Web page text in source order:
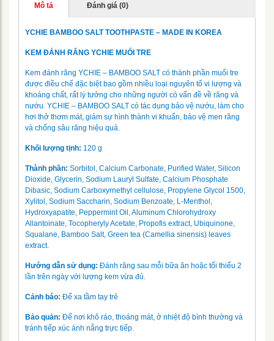
Mô tả Đánh giá (0)
YCHIE BAMBOO SALT TOOTHPASTE – MADE IN KOREA
KEM ĐÁNH RĂNG YCHIE MUỐI TRE
Kem đánh răng YCHIE – BAMBOO SALT có thành phần muối tre
được điều chế đặc biệt bao gồm nhiều loại nguyên tố vi lượng và
khoáng chất, rất lý tưởng cho những người có vấn đề về răng và
nướu. YCHIE – BAMBOO SALT có tác dụng bảo vệ nướu, làm cho
hơi thở thơm mát, giảm sự hình thành vi khuẩn, bảo vệ men răng
và chống sâu răng hiệu quả.
Khối lượng tịnh: 120 g
Thành phần: Sorbitol, Calcium Carbonate, Purified Water, Silicon
Dioxide, Glycerin, Sodium Lauryl Sulfate, Calcium Phosphate
Dibasic, Sodium Carboxyrnethyl cellulose, Propylene Glycol 1500,
Xylitol, Sodium Saccharin, Sodium Benzoate, L-Menthol,
Hydroxyapatite, Peppermint Oil, Aluminum Chlorohydroxy
Allantoinate, Tocopheryly Acetate, Propofis extract, Ubiquinone,
Squalane, Bamboo Salt, Green tea (Camellia sinensis) leaves
extract.
Hướng dẫn sử dụng: Đánh răng sau mỗi bữa ăn hoặc tối thiểu 2
lần trên ngày với lượng kem vừa đủ.
Cảnh báo: Để xa tầm tay trẻ
Bảo quản: Để nơi khô ráo, thoáng mát, ở nhiệt độ bình thường và
tránh tiếp xúc ánh nắng trực tiếp.